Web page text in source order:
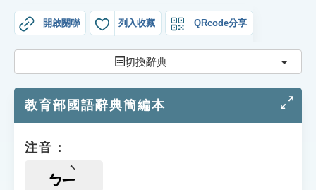
教學應用
貓頭鷹博士
開啟關聯 列入收藏 QRcode分享
切換辭典 切換
教育部國語辭典簡編本
注音：
ㄅㄧ